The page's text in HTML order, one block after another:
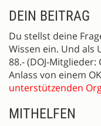
DEIN BEITRAG
Du stellst deine
Wissen ein. Und als
88.- (DOJ-
Anlass von einem
unterstützenden
MITHELFEN